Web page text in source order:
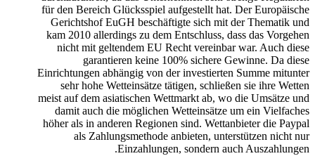
für den Bereich Glücksspiel aufgestellt hat. Der Europäische
Gerichtshof EuGH beschäftigte sich mit der Thematik und
kam 2010 allerdings zu dem Entschluss, dass das Vorgehen
nicht mit geltendem EU Recht vereinbar war. Auch diese
garantieren keine 100% sichere Gewinne. Da diese
Einrichtungen abhängig von der investierten Summe mitunter
sehr hohe Wetteinsätze tätigen, schließen sie ihre Wetten
meist auf dem asiatischen Wettmarkt ab, wo die Umsätze und
damit auch die möglichen Wetteinsätze um ein Vielfaches
höher als in anderen Regionen sind. Wettanbieter die Paypal
als Zahlungsmethode anbieten, unterstützen nicht nur
Einzahlungen, sondern auch Auszahlungen.